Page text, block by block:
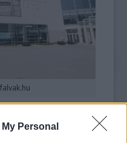
Personal
akkori